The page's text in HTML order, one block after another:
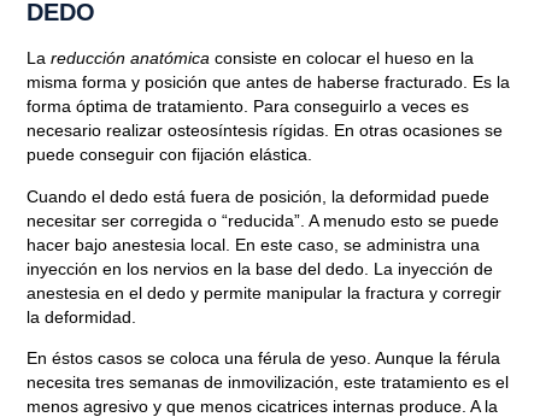
DEDO
Lareducción anatómica consiste en colocar el hueso en la
misma forma y posición que antes de haberse fracturado. Es la
forma óptima de tratamiento. Para conseguirlo a veces es
necesario realizar osteosíntesis rígidas. En otras ocasiones se
puede conseguir con fijación elástica.
Cuando el dedo estáfuera de posición , la deformidad puede
necesitar ser corregida o “reducida”. A menudo esto se puede
hacer bajo anestesia local. En este caso, se administra una
inyección en los nervios en la base del dedo. La inyección de
anestesia en el dedo y permite manipular la fractura y corregir
la deformidad.
En éstos casos se coloca una férula de yeso. Aunque la férula
necesita tres semanas de inmovilización, este tratamiento es el
menos agresivo y que menos cicatrices internas produce. A la